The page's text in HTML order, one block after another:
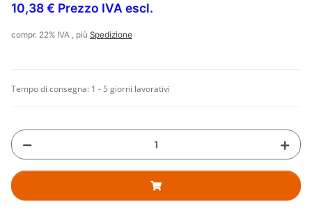
10,38 € Prezzo IVA escl.
compr. 22% IVA , più Spedizione
Tempo di consegna: 1 - 5 giorni lavorativi